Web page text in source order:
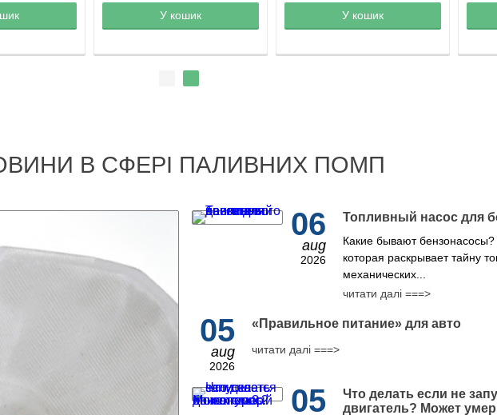
Товар в корзине
У кошик Товар в корзине
У кошик
В СФЕРІ ПАЛИВНИХ ПОМП
06
aug
2026
Топливный насос для
Какие бывают бензонасосы?
которая раскрывает тайну
механических...
читати далі ===>
05
aug
2026
​«Правильное питание» для авто
читати далі ===>
05
Что делать если не
двигатель? Может